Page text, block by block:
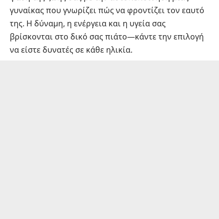
γυναίκας που γνωρίζει πώς να φροντίζει τον εαυτό
της. Η δύναμη, η ενέργεια και η υγεία σας
βρίσκονται στο δικό σας πιάτο—κάντε την επιλογή
να είστε δυνατές σε κάθε ηλικία.